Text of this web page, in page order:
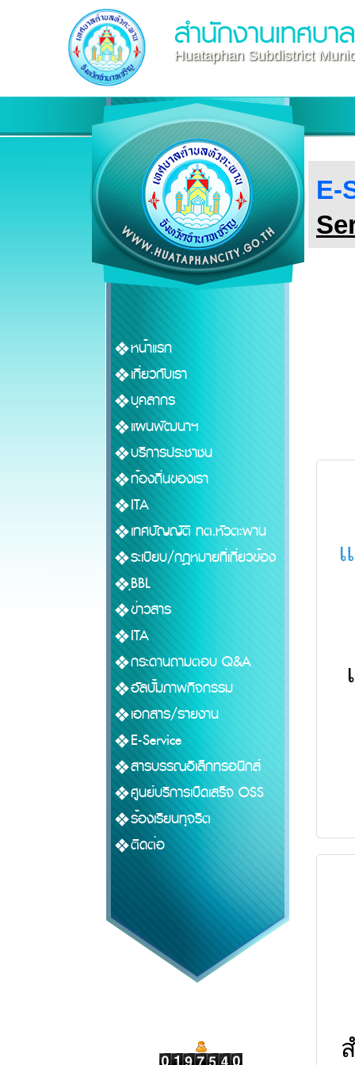
สำนักงานเทศบ
Huataphan Subdistrict
หน้าแรก
เกี่ยวกับเรา
บุคลากร
แผนพัฒนาฯ
บริการประชาชน
ท้องถิ่นของเรา
ITA
เทศบัญญัติ ทต.หัวตะพาน
ระเบียบ/กฎหมายที่เกี่ยวข้อง
ฺฺBBL
ข่าวสาร
ITA
กระดานถามตอบ Q&A
อัลบั้มภาพกิจกรรม
เอกสาร/รายงาน
E-Service
สารบรรณอิเล็กทรอนิกส์
ศูนย์บริการเบ็ดเสร็จ OSS
ร้องเรียนทุจริต
ติดต่อ
E-